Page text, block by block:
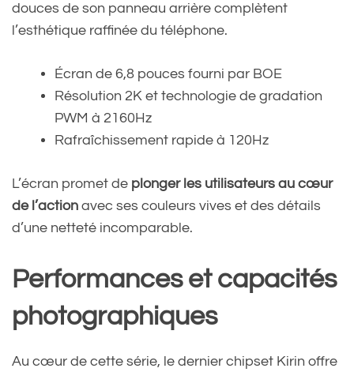
douces de son panneau arrière complètent
l’esthétique raffinée du téléphone.
Écran de 6,8 pouces fourni par BOE
Résolution 2K et technologie de gradation
PWM à 2160Hz
Rafraîchissement rapide à 120Hz
L’écran promet de plonger les utilisateurs au cœur
de l’action avec ses couleurs vives et des détails
d’une netteté incomparable.
Performances et capacités
photographiques
Au cœur de cette série, le dernier chipset Kirin offre